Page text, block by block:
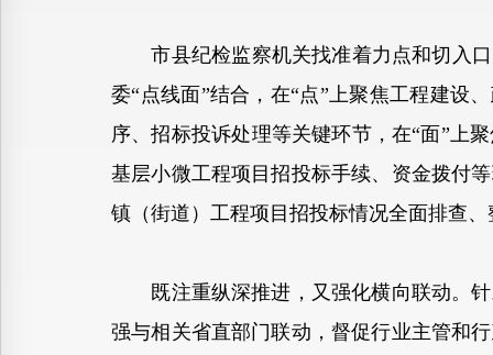
市县纪检监察机关找准着力点和切入口
委“点线面”结合，在“点”上聚焦工程建设
序、招标投诉处理等关键环节，在“面”上
基层小微工程项目招投标手续、资金拨付
镇（街道）工程项目招投标情况全面排查、
既注重纵深推进，又强化横向联动。针
强与相关省直部门联动，督促行业主管和